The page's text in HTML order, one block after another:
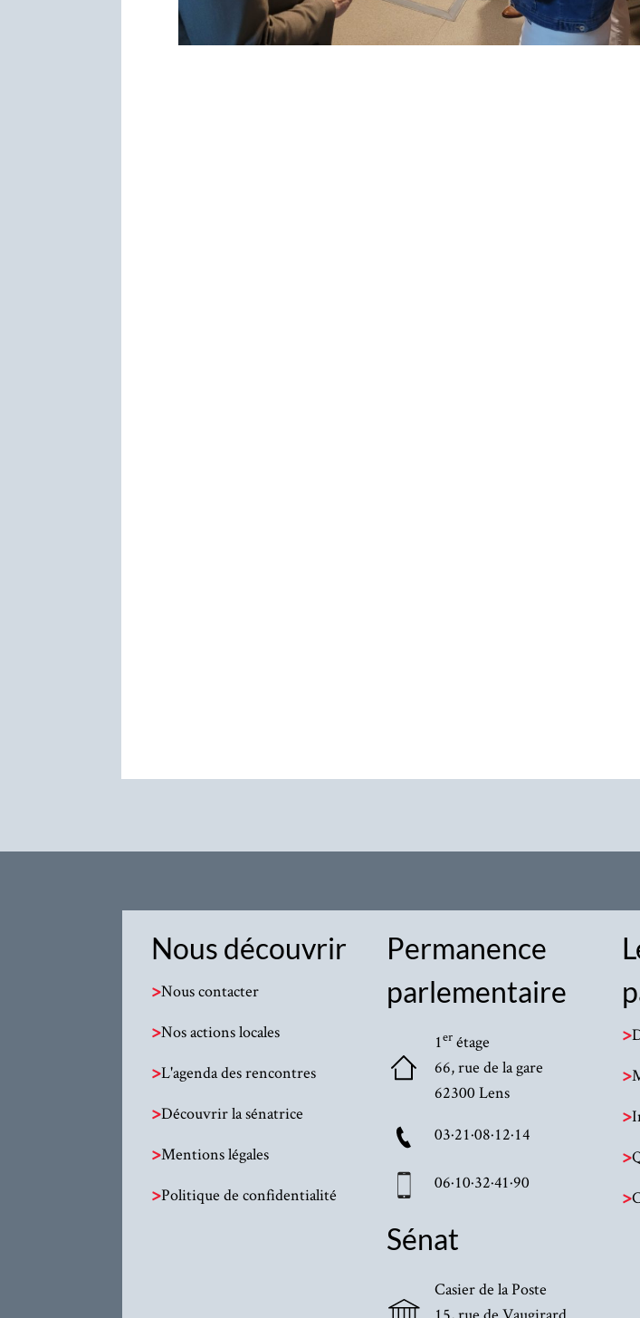
Nous découvrir
>Nous contacter
>Nos actions locales
>L'agenda des rencontres
>Découvrir la sénatrice
>Mentions légales
>Politique de confidentialité
Permanence
parlementaire
1er étage
66, rue de la gare
62300 Lens
03·21·08·12·14
06·10·32·41·90
Sénat
Casier de la Poste
>
>
>
>
>